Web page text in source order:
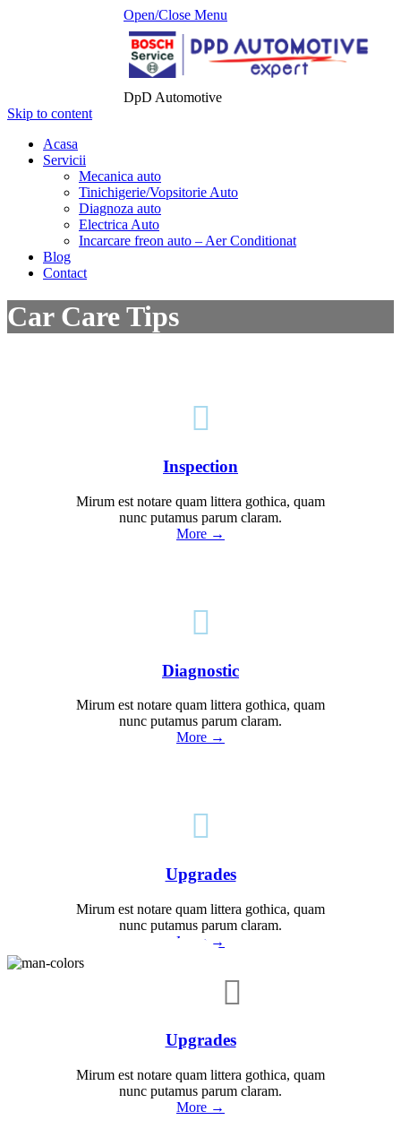
Open/Close Menu
DpD Automotive
Skip to content
Acasa
Servicii
Mecanica auto
Tinichigerie/Vopsitorie Auto
Diagnoza auto
Electrica Auto
Incarcare freon auto – Aer Conditionat
Blog
Contact
Car Care Tips

Inspection
Mirum est notare quam littera gothica, quam
nunc putamus parum claram.
More →

Diagnostic
Mirum est notare quam littera gothica, quam
nunc putamus parum claram.
More →

Upgrades
Mirum est notare quam littera gothica, quam
nunc putamus parum claram.
More →

Upgrades
Mirum est notare quam littera gothica, quam
nunc putamus parum claram.
More →